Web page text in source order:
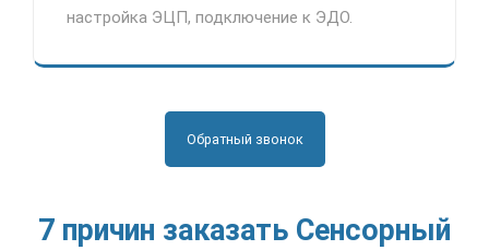
настройка ЭЦП, подключение к ЭДО.
Обратный звонок
7 причин заказать Сенсорный